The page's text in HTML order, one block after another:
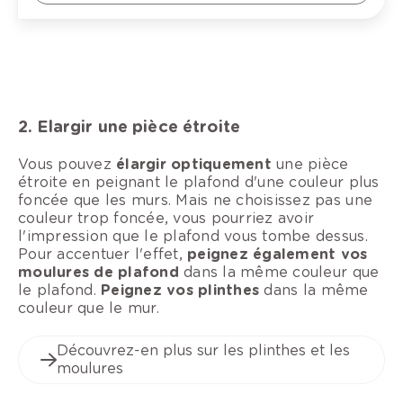
2. Elargir une pièce étroite
Vous pouvez élargir optiquementune pièce
étroite en peignant le plafond d'une couleur plus
foncée que les murs. Mais ne choisissez pas une
couleur trop foncée, vous pourriez avoir
l'impression que le plafond vous tombe dessus.
Pour accentuer l'effet, peignez également vos
moulures de plafond dans la même couleur que
le plafond. Peignez vos plinthes dans la même
couleur que le mur.
Découvrez-en plus sur les plinthes et les
moulures